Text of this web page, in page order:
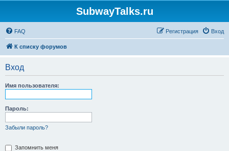
SubwayTalks.ru
FAQ Вход
Регистрация
К списку форумов
Вход
Имя пользователя:
Пароль:
Забыли пароль?
Запомнить меня